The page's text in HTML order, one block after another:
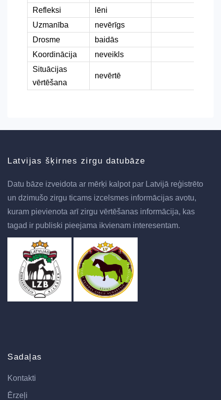
Refleksi
lēni
Uzmanība
nevērīgs
Drosme
baidās
Koordinācija
neveikls
Situācijas
vērtēšana
nevērtē
Latvijas šķirnes zirgu datubāze
Datu bāze izveidota ar mērķi kalpot par Latvijā reģistrēto
un dzimušo zirgu ticams izcelsmes informācijas avotu,
kuram pievienota arī zirgu vērtēšanas informācija, kas
tagad ir publiski pieejama ikvienam interesentam.
Sadaļas
Kontakti
Ērzeļi